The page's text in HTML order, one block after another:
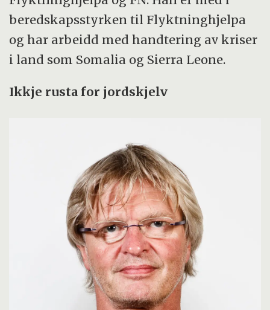
beredskapsstyrken til Flyktninghjelpa
og har arbeidd med handtering av kriser
i land som Somalia og Sierra Leone.
Ikkje rusta for jordskjelv